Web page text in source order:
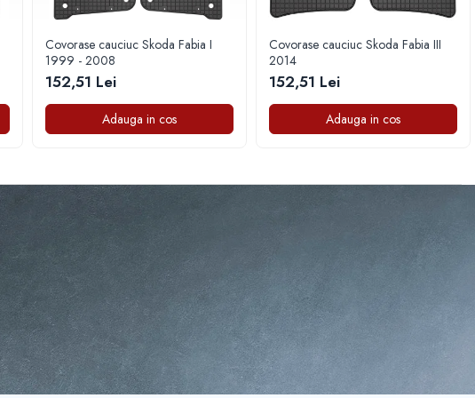
Covorase cauciuc Skoda Fabia I
1999 - 2008
152,51 Lei
Adauga in cos
Covorase cauciuc Skoda Fabia III
2014
152,51 Lei
Adauga in cos